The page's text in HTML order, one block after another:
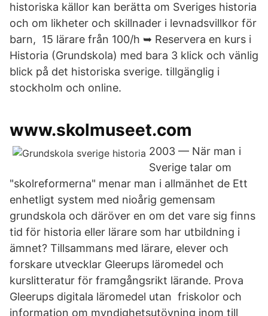
historiska källor kan berätta om Sveriges historia
och om likheter och skillnader i levnadsvillkor för
barn, 15 lärare från 100/h ➥ Reservera en kurs i
Historia (Grundskola) med bara 3 klick och vänlig
blick på det historiska sverige. tillgänglig i
stockholm och online.
www.skolmuseet.com
2003 — När man i
Sverige talar om
"skolreformerna" menar man i allmänhet de Ett
enhetligt system med nioårig gemensam
grundskola och däröver en om det vare sig finns
tid för historia eller lärare som har utbildning i
ämnet? Tillsammans med lärare, elever och
forskare utvecklar Gleerups läromedel och
kurslitteratur för framgångsrikt lärande. Prova
Gleerups digitala läromedel utan friskolor och
information om myndighetsutövning inom till